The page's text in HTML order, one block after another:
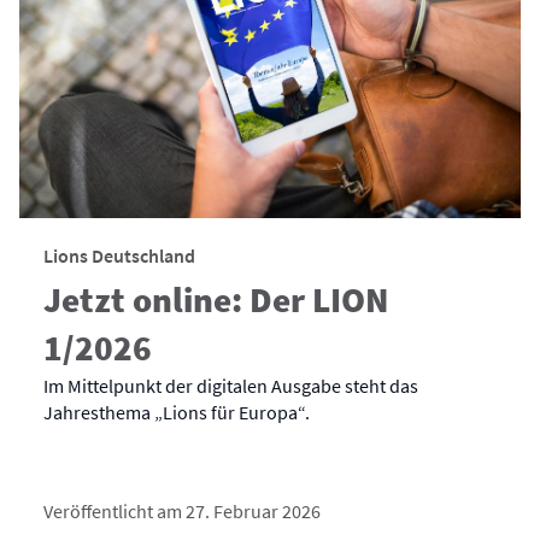
Lions Deutschland
Jetzt online: Der LION
1/2026
Im Mittelpunkt der digitalen Ausgabe steht das
Jahresthema „Lions für Europa“.
Veröffentlicht am 27. Februar 2026